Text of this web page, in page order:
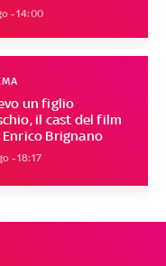
- 14:00
un figlio
il cast del film
Enrico Brignano
- 18:17